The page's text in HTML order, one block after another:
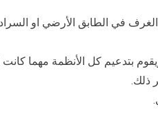
في الطابق الأرضي او
بتدعيم كل الأنظمة مهما كانت
ذلك.